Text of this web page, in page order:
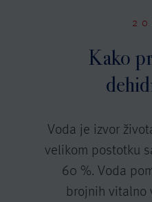
Kako
Voda je izvor
velikom postotku
60 %. Voda
brojnih vitalno